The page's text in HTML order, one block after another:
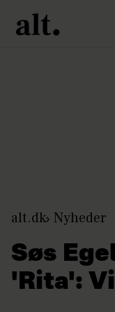
alt.dk Nyheder
Søs
'Rita':